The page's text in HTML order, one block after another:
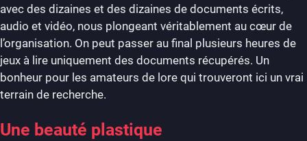
avec des dizaines et des dizaines de documents écrits,
audio et vidéo, nous plongeant véritablement au cœur de
l’organisation. On peut passer au final plusieurs heures de
jeux à lire uniquement des documents récupérés. Un
bonheur pour les amateurs de lore qui trouveront ici un vrai
terrain de recherche.
Une beauté plastique